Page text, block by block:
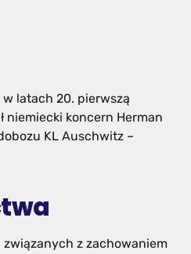
w latach 20. pierwszą
niemiecki koncern Herman
KL Auschwitz –
związanych z zachowaniem